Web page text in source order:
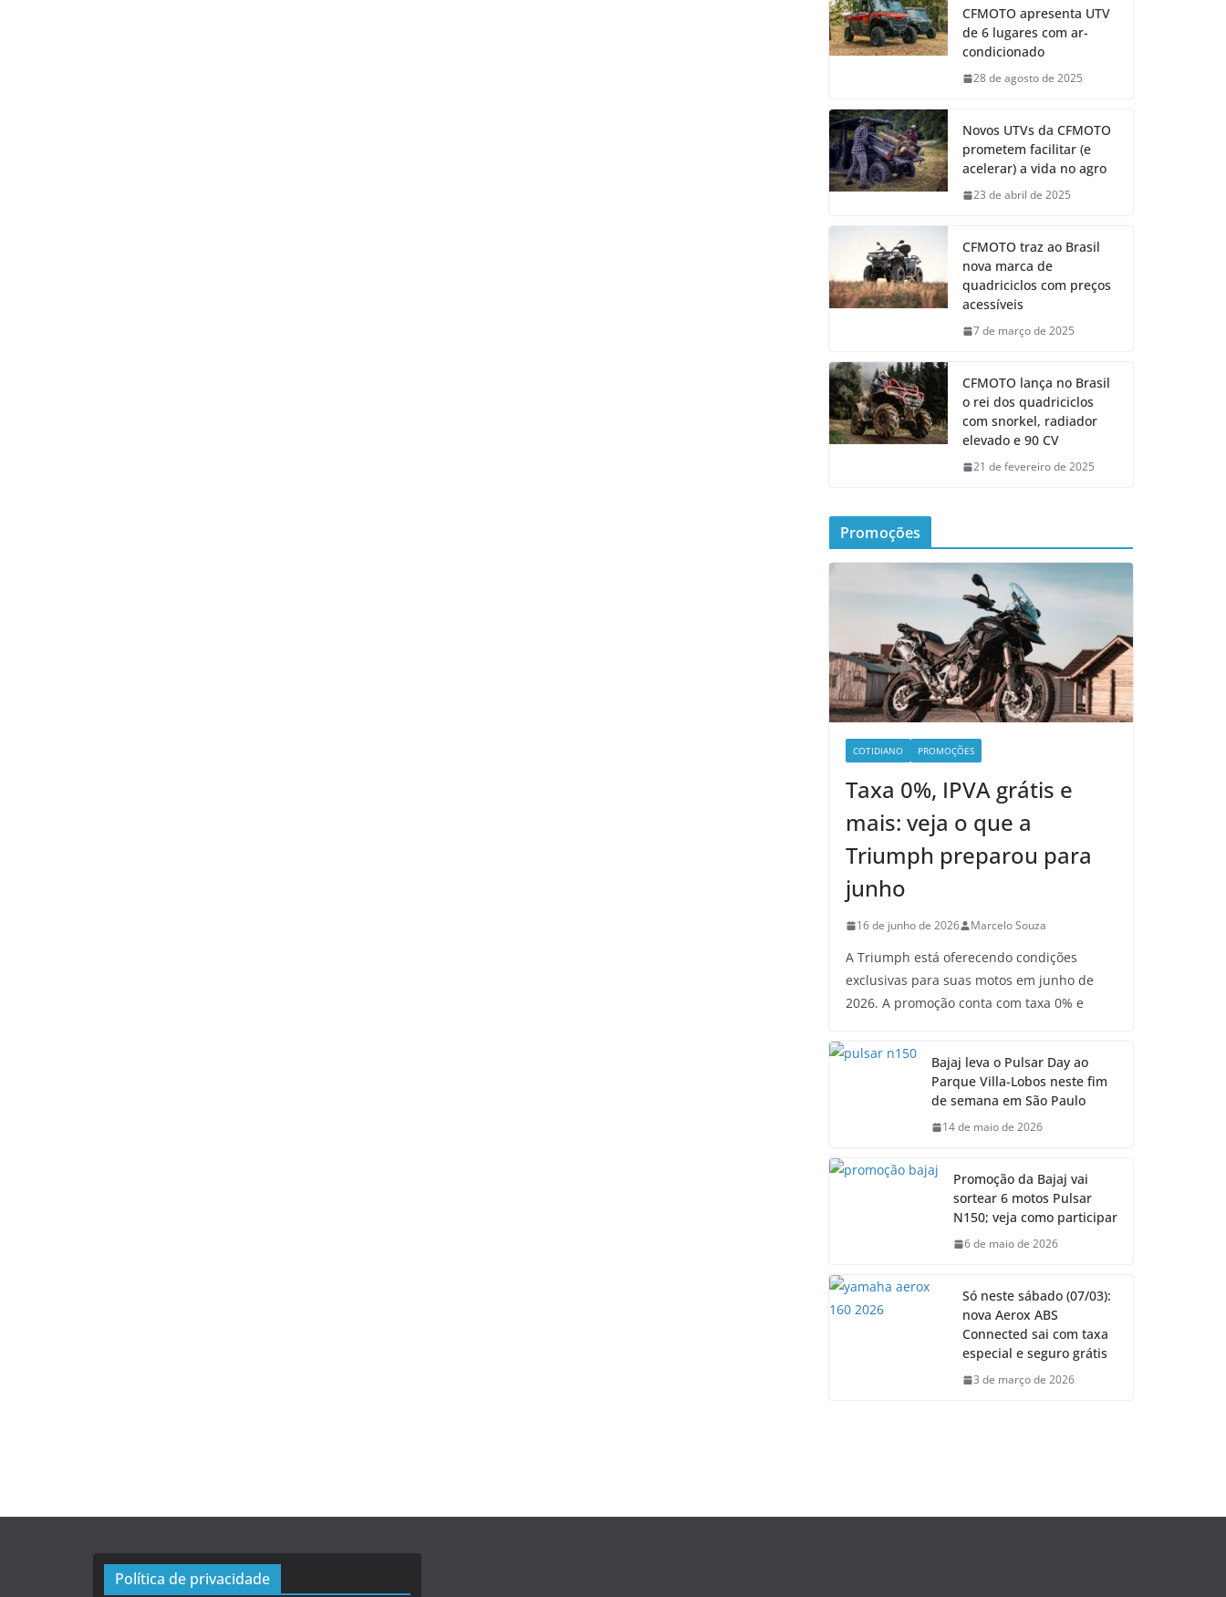
CFMOTO apresenta UTV
de 6 lugares com ar-
condicionado
28 de agosto de 2025
Novos UTVs da CFMOTO
prometem facilitar (e
acelerar) a vida no agro
23 de abril de 2025
CFMOTO traz ao Brasil
nova marca de
quadriciclos com preços
acessíveis
7 de março de 2025
CFMOTO lança no Brasil
o rei dos quadriciclos
com snorkel, radiador
elevado e 90 CV
21 de fevereiro de 2025
Promoções
COTIDIANO PROMOÇÕES
Taxa 0%, IPVA grátis e
mais: veja o que a
Triumph preparou para
junho
16 de junho de 2026 Marcelo Souza
A Triumph está oferecendo condições
exclusivas para suas motos em junho de
2026. A promoção conta com taxa 0% e
Bajaj leva o Pulsar Day ao
Parque Villa-Lobos neste fim
de semana em São Paulo
14 de maio de 2026
Promoção da Bajaj vai
sortear 6 motos Pulsar
N150; veja como participar
6 de maio de 2026
Só neste sábado (07/03):
nova Aerox ABS
Connected sai com taxa
especial e seguro grátis
3 de março de 2026
Política de privacidade